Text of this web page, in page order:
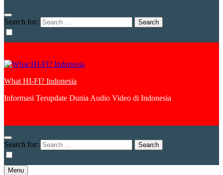
Search for:
What HI-FI? Indonesia
Informasi Terupdate Dunia Audio Video di Indonesia
Search for:
Menu